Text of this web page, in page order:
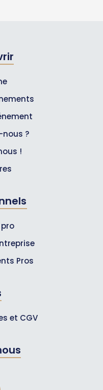
?
!
Pros
et CGV